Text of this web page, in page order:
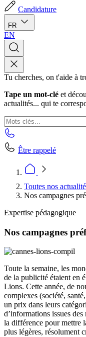
Candidature
FR
EN
Tu cherches, on t'aide à
Tape un mot-clé et
actualités... qui te
Être rappelé
Toutes nos
Nos campagnes
Expertise pédagogique
Nos campagnes
Toute la semaine, les
de la publicité étaient en
Lions. Cette année, de
complexes (société,
un prix dans leurs
d’informations issues
la différence pour mettre
plus légères, résolument